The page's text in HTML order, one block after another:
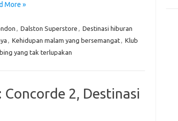
More »
, Dalston Superstore , Destinasi hiburan
, Kehidupan malam yang bersemangat, Klub
yang tak terlupakan
2, Destinasi